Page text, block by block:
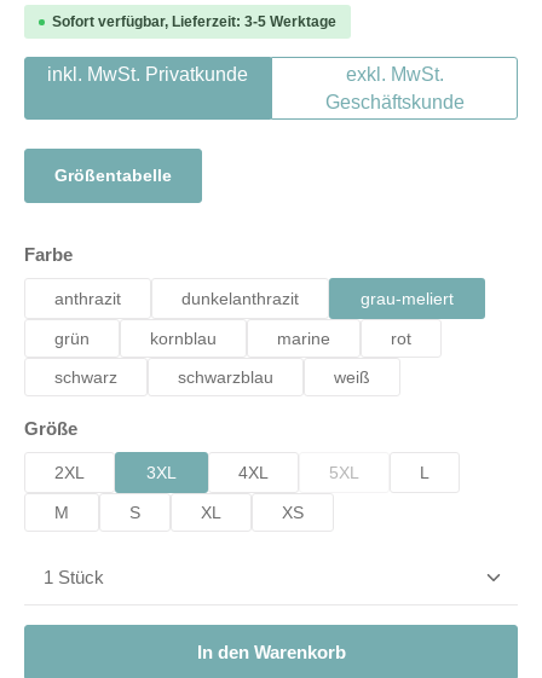
Sofort verfügbar, Lieferzeit: 3-5 Werktage
inkl. MwSt. Privatkunde
exkl. MwSt.
Geschäftskunde
Größentabelle
Farbeauswählen
anthrazit dunkelanthrazit grau-meliert
grün kornblau marine
rot
schwarz
schwarzblau weiß
Größeauswählen
2XL 3XL 4XL 5XL L
M S XL XS
Produkt Anzahl: Gib den gewünschten Wert ein
In den Warenkorb